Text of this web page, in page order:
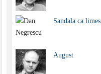
Sandala ca limes
August